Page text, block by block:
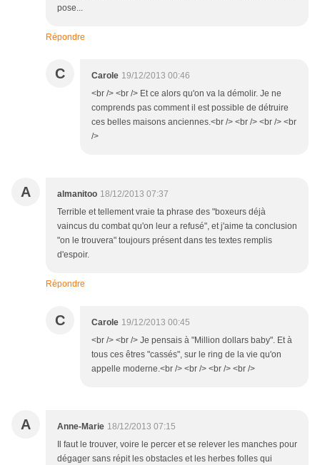
pose...
Répondre
C Carole 19/12/2013 00:46
<br /> <br /> Et ce alors qu'on va la démolir. Je ne
comprends pas comment il est possible de détruire
ces belles maisons anciennes.<br /> <br /> <br /> <br
/>
A almanitoo 18/12/2013 07:37
Terrible et tellement vraie ta phrase des "boxeurs déjà
vaincus du combat qu'on leur a refusé", et j'aime ta conclusion
"on le trouvera" toujours présent dans tes textes remplis
d'espoir.
Répondre
C Carole 19/12/2013 00:45
<br /> <br /> Je pensais à "Million dollars baby". Et à
tous ces êtres "cassés", sur le ring de la vie qu'on
appelle moderne.<br /> <br /> <br /> <br />
A Anne-Marie 18/12/2013 07:15
Il faut le trouver, voire le percer et se relever les manches pour
dégager sans répit les obstacles et les herbes folles qui